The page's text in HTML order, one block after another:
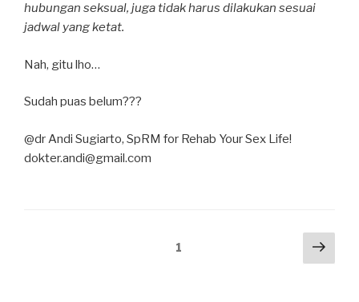
hubungan seksual, juga tidak harus dilakukan sesuai
jadwal yang ketat.
Nah, gitu lho…
Sudah puas belum???
@dr Andi Sugiarto, SpRM for Rehab Your Sex Life!
dokter.andi@gmail.com
1
Next